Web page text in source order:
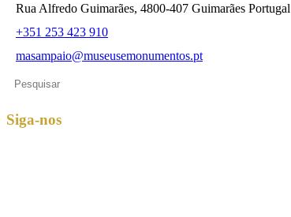
Rua Alfredo Guimarães, 4800-407 Guimarães Portugal
+351 253 423 910
masampaio@museusemonumentos.pt
Pesquisar
Siga-nos